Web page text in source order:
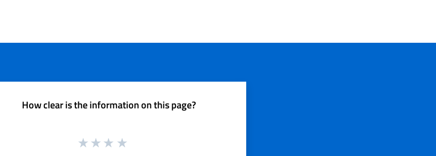
How clear is the information on this page?